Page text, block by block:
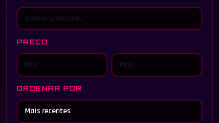
PREÇO
ORDENAR POR